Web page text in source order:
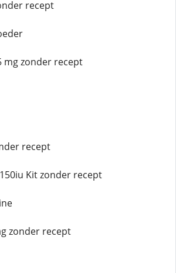
recept
mg zonder recept
recept
Kit zonder recept
zonder recept